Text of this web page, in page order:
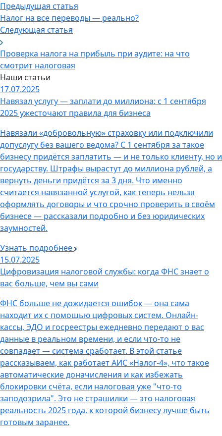
Предыдущая статья
Налог на все переводы — реально?
Следующая статья
Проверка налога на прибыль при аудите: на что
смотрит налоговая
Наши статьи
17.07.2025
Навязал услугу — заплати до миллиона: с 1 сентября
2025 ужесточают правила для бизнеса
Навязали «добровольную» страховку или подключили
допуслугу без вашего ведома? С 1 сентября за такое
бизнесу придётся заплатить — и не только клиенту, но и
государству. Штрафы вырастут до миллиона рублей, а
вернуть деньги придётся за 3 дня. Что именно
считается навязанной услугой, как теперь нельзя
оформлять договоры и что срочно проверить в своём
бизнесе — рассказали подробно и без юридических
заумностей.
Узнать подробнее
15.07.2025
Цифровизация налоговой службы: когда ФНС знает о
вас больше, чем вы сами
ФНС больше не дожидается ошибок — она сама
находит их с помощью цифровых систем. Онлайн-
кассы, ЭДО и госреестры ежедневно передают о вас
данные в реальном времени, и если что-то не
совпадает — система сработает. В этой статье
рассказываем, как работает АИС «Налог-4», что такое
автоматические доначисления и как избежать
блокировки счёта, если налоговая уже "что-то
заподозрила". Это не страшилки — это налоговая
реальность 2025 года, к которой бизнесу лучше быть
готовым заранее.